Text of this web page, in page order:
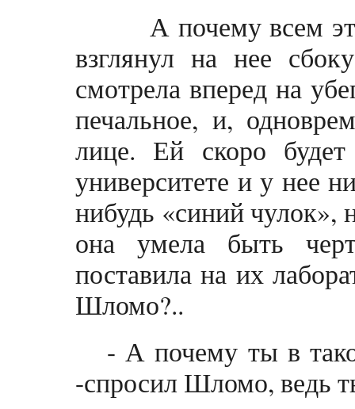
А почему всем
взглянул на нее
смотрела вперед на
печальное, и,
лице. Ей скоро
университете и у нее
нибудь «синий чулок»,
она умела быть
поставила на их
Шломо?..
- А почему ты в
-спросил Шломо, ведь